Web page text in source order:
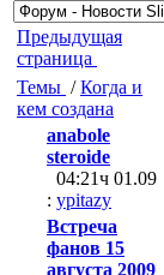
Предыдущая
страница
Темы /Когда и
кем создана
anabole
steroide
04:21ч 01.09
: ypitazy
Встреча
фанов 15
августа 2009